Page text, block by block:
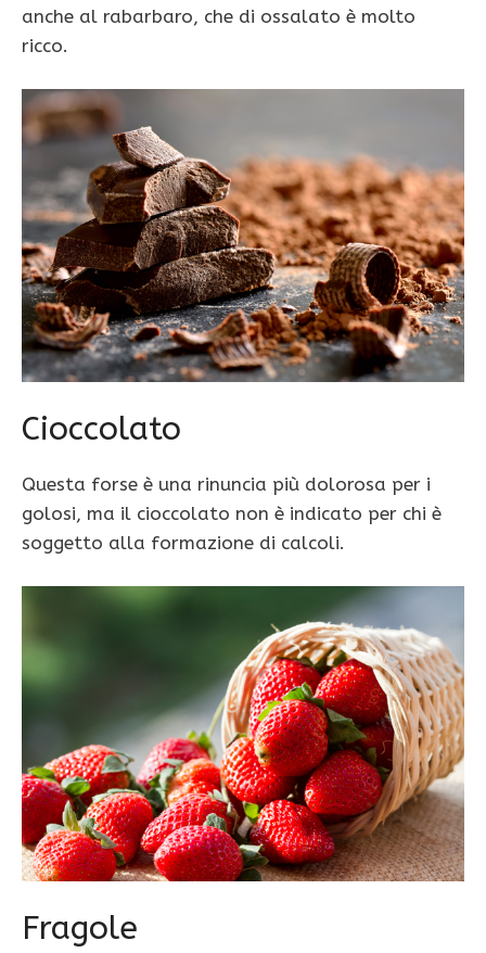
anche al rabarbaro, che di ossalato è molto
ricco.
Cioccolato
Questa forse è una rinuncia più dolorosa per i
golosi, ma il cioccolato non è indicato per chi è
soggetto alla formazione di calcoli.
Fragole